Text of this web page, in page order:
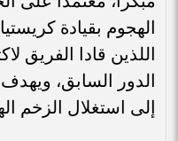
الهجوم بقيادة
اللذين قادا الفريق
الدور السابق،
إلى استغلال الزخم